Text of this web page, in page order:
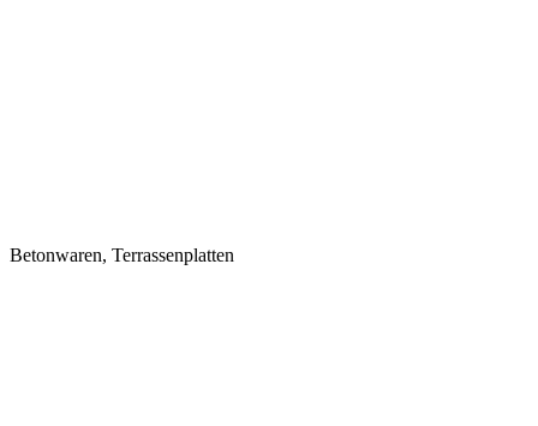
Betonwaren, Terrassenplatten